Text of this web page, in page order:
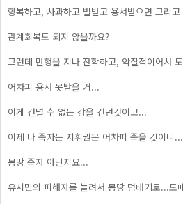
항복하고, 사과하고 벌받고 용서받으면 그리
관계회복도 되지 않을까요?
그런데 만행을 지나 잔학하고, 악질적이어서
어차피 용서 못받을 거...
이게 건널 수 없는 강을 건넌것이고...
이제 다 죽자는 지휘권은 어차피 죽을 것이니...
몽땅 죽자 아닌지요...
유시민의 피해자를 늘려서 몽땅 덤태기로...도